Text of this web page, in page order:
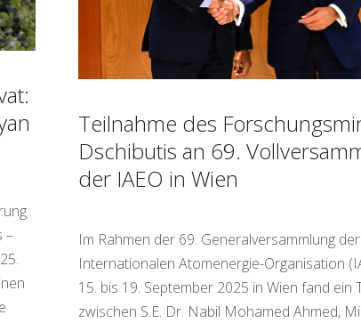
–
Teilnahme des
Dschibutis an 69.
der IAEO in Wien
Im Rahmen der 69. Generalversammlung der
Internationalen Atomenergie-Organisation
15. bis 19. September 2025 in Wien fand ein
zwischen S.E. Dr. Nabil Mohamed Ahmed,